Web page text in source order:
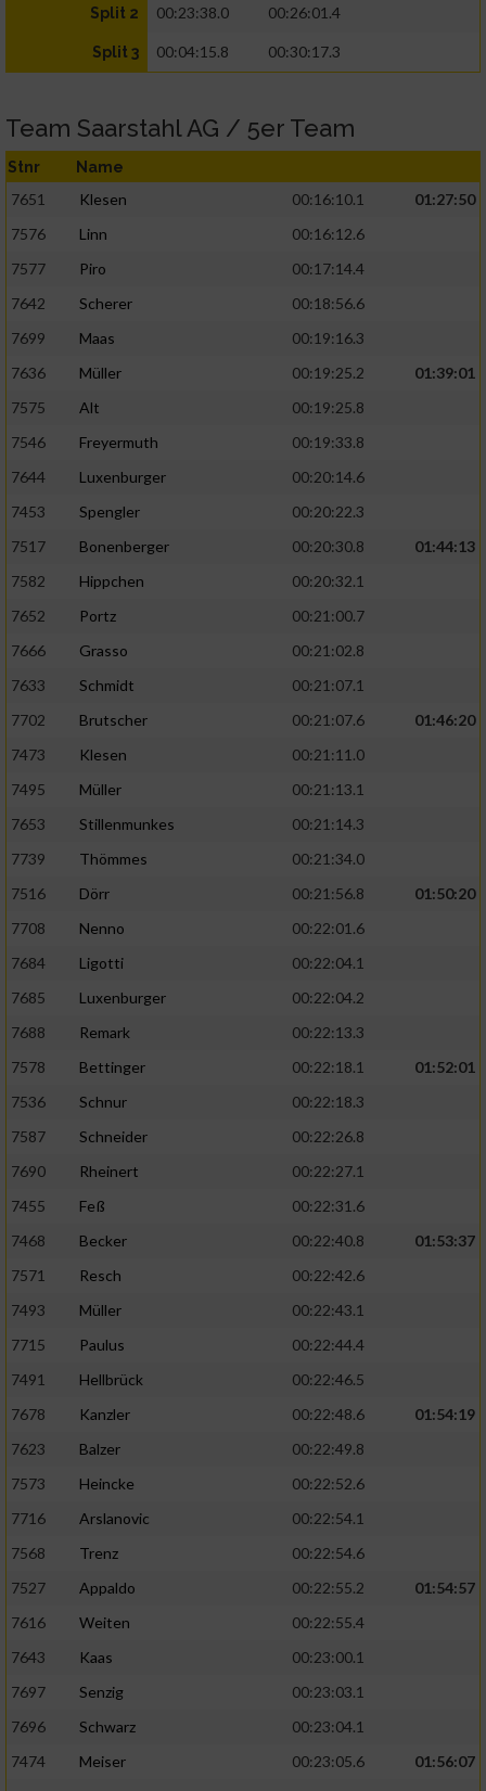
Split 2 00:23:38.0 00:26:01.4
Split 3 00:04:15.8 00:30:17.3
Team Saarstahl AG / 5er Team
Stnr Name
7651 Klesen 00:16:10.1
01:27:50
7576
Linn
00:16:12.6
7577
Piro
00:17:14.4
7642
Scherer
00:18:56.6
7699
Maas
00:19:16.3
7636
Müller 00:19:25.2
01:39:01
7575
Alt
00:19:25.8
7546
Freyermuth
00:19:33.8
7644
Luxenburger
00:20:14.6
7453
Spengler
00:20:22.3
7517
Bonenberger 00:20:30.8
01:44:13
7582
Hippchen
00:20:32.1
7652
Portz
00:21:00.7
7666
Grasso
00:21:02.8
7633
Schmidt
00:21:07.1
7702
Brutscher 00:21:07.6
01:46:20
7473
Klesen
00:21:11.0
7495
Müller
00:21:13.1
7653
Stillenmunkes
00:21:14.3
7739
Thömmes
00:21:34.0
7516
Dörr 00:21:56.8
01:50:20
7708
Nenno
00:22:01.6
7684
Ligotti
00:22:04.1
7685
Luxenburger
00:22:04.2
7688
Remark
00:22:13.3
7578
Bettinger 00:22:18.1
01:52:01
7536
Schnur
00:22:18.3
7587
Schneider
00:22:26.8
7690
Rheinert
00:22:27.1
7455
Feß
00:22:31.6
7468
Becker 00:22:40.8
01:53:37
7571
Resch
00:22:42.6
7493
Müller
00:22:43.1
7715
Paulus
00:22:44.4
7491
Hellbrück
00:22:46.5
7678
Kanzler 00:22:48.6
01:54:19
7623
Balzer
00:22:49.8
7573
Heincke
00:22:52.6
7716
Arslanovic
00:22:54.1
7568
Trenz
00:22:54.6
7527
Appaldo 00:22:55.2
01:54:57
7616
Weiten
00:22:55.4
7643
Kaas
00:23:00.1
7697
Senzig
00:23:03.1
7696
Schwarz
00:23:04.1
7474
Meiser 00:23:05.6
01:56:07